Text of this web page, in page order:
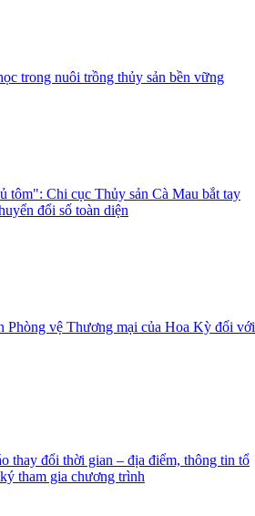
trong nuôi trồng thủy sản bền vững
tôm": Chi cục Thủy sản Cà Mau bắt tay
đổi số toàn diện
Phòng vệ Thương mại của Hoa Kỳ đối với
thay đổi thời gian – địa điểm, thông tin tổ
tham gia chương trình